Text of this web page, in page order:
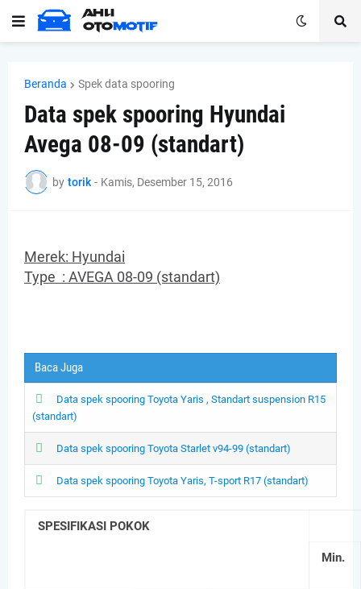
Beranda Spek data spooring
Data spek spooring Hyundai
Avega 08-09 (standart)
by torik - Kamis, Desember 15, 2016
Merek: Hyundai
Type : AVEGA 08-09 (standart)
Baca Juga
Data spek spooring Toyota Yaris , Standart suspension R15
(standart)
Data spek spooring Toyota Starlet v94-99 (standart)
Data spek spooring Toyota Yaris, T-sport R17 (standart)
SPESIFIKASI POKOK
Min.